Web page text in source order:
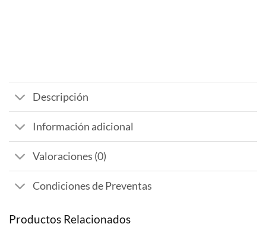
Descripción
Información adicional
Valoraciones (0)
Condiciones de Preventas
Productos Relacionados